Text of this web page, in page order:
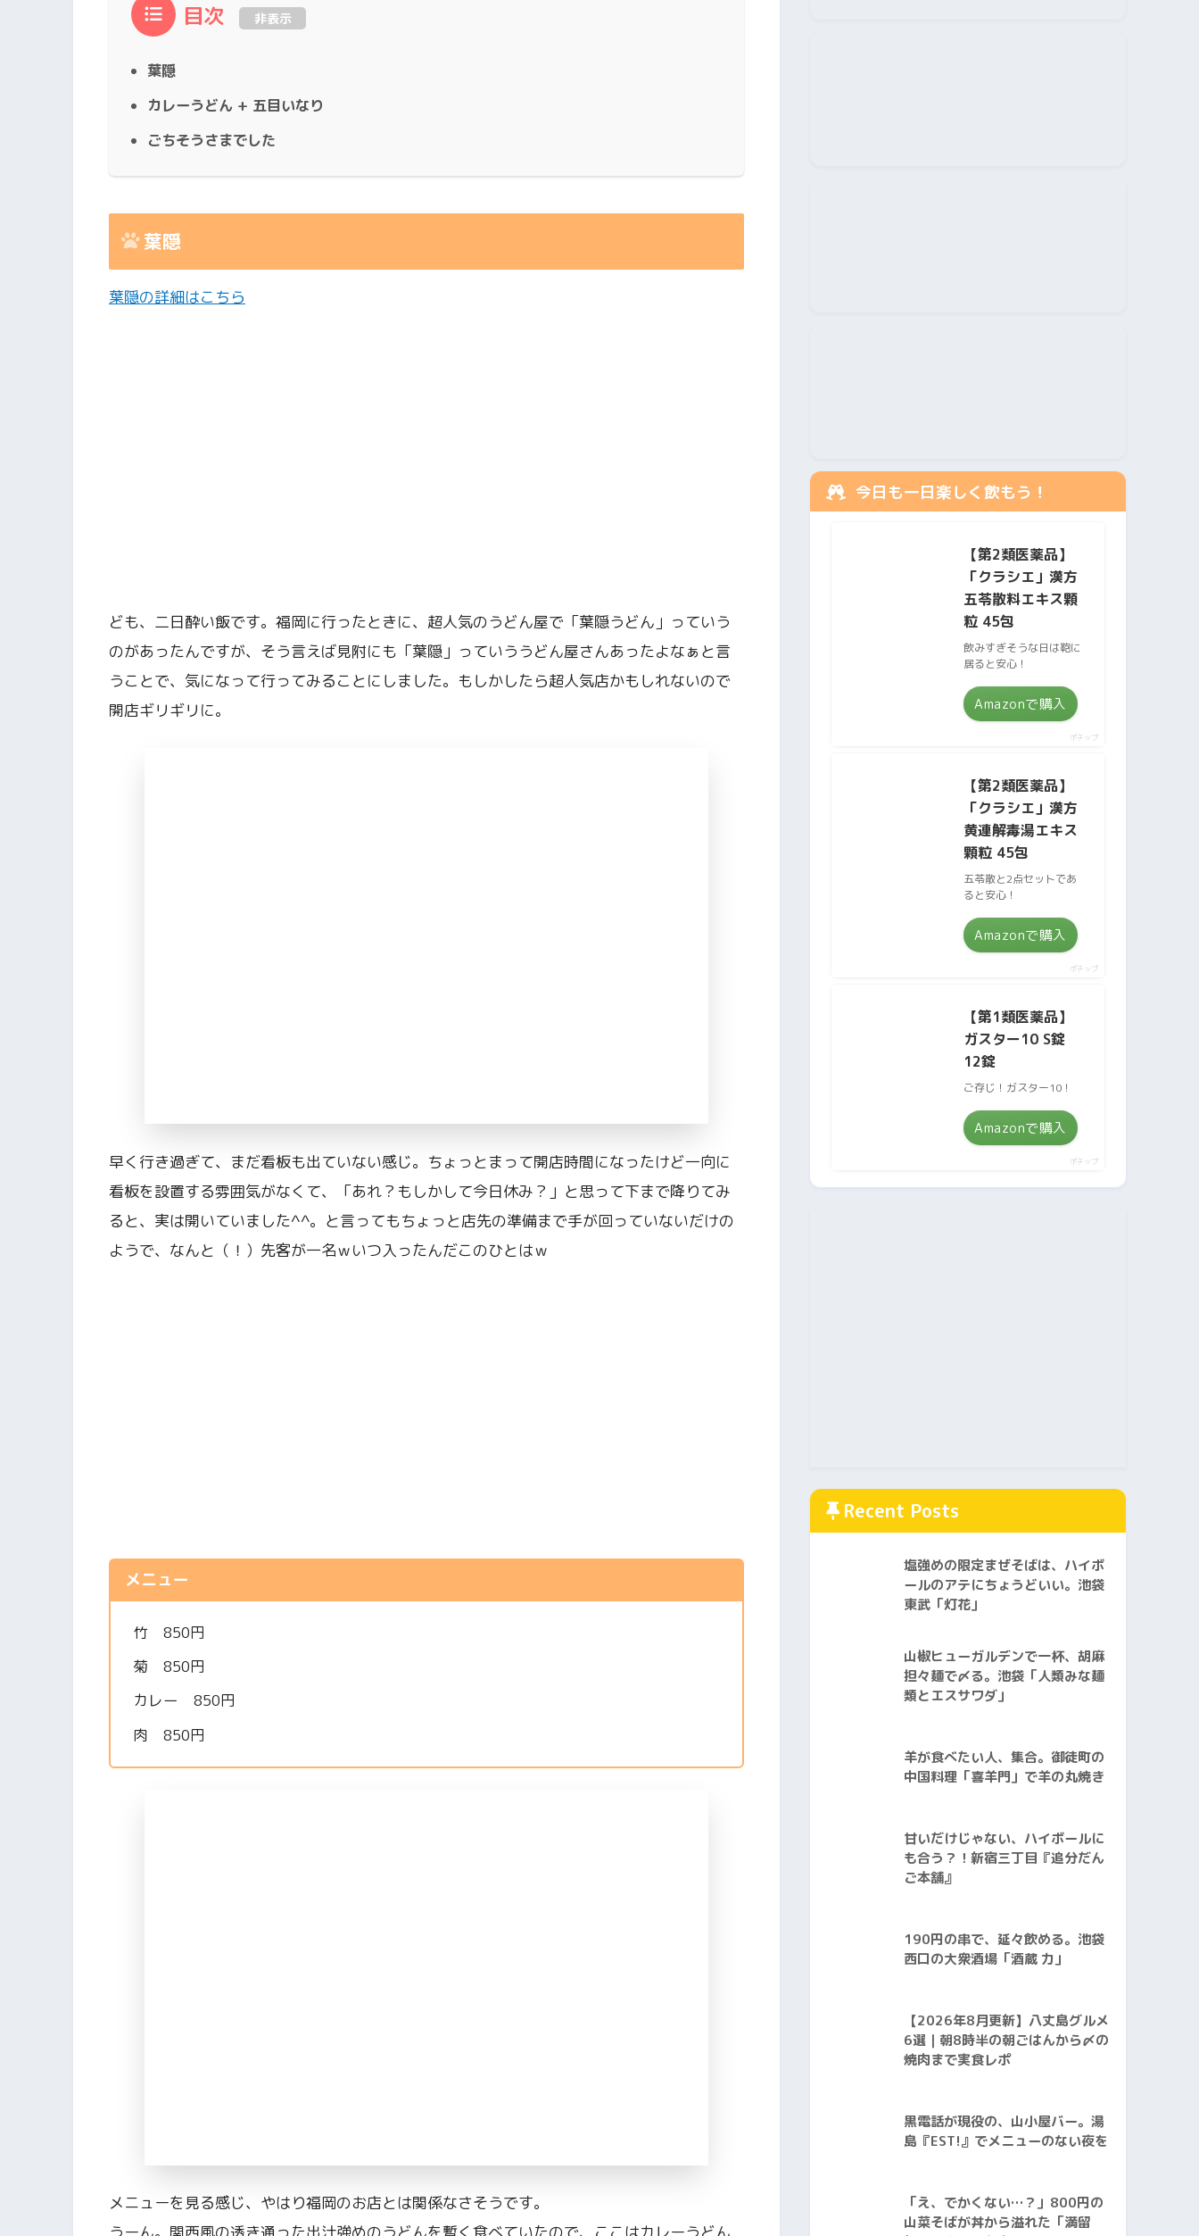
目次 非表示
葉隠
カレーうどん + 五目いなり
ごちそうさまでした
葉隠
葉隠の詳細はこちら
ども、二日酔い飯です。福岡に行ったときに、超人気のうどん屋で「葉隠うどん」っていう
のがあったんですが、そう言えば見附にも「葉隠」っていううどん屋さんあったよなぁと言
うことで、気になって行ってみることにしました。もしかしたら超人気店かもしれないので
開店ギリギリに。
早く行き過ぎて、まだ看板も出ていない感じ。ちょっとまって開店時間になったけど一向に
看板を設置する雰囲気がなくて、「あれ？もしかして今日休み？」と思って下まで降りてみ
ると、実は開いていました^^。と言ってもちょっと店先の準備まで手が回っていないだけの
ようで、なんと（！）先客が一名ｗいつ入ったんだこのひとはｗ
メニュー
竹 850円
菊 850円
カレー 850円
肉 850円
メニューを見る感じ、やはり福岡のお店とは関係なさそうです。
今日も一日楽しく飲もう！
【第2類医薬品】
「クラシエ」漢方
五苓散料エキス顆
粒 45包
飲みすぎそうな日は鞄に
居ると安心！
Amazonで購入
ポチップ
【第2類医薬品】
「クラシエ」漢方
黄連解毒湯エキス
顆粒 45包
五苓散と2点セットであ
ると安心！
Amazonで購入
ポチップ
【第1類医薬品】
ガスター10 S錠
12錠
ご存じ！ガスター10！
Amazonで購入
ポチップ
Recent Posts
塩強めの限定まぜそばは、ハイボ
ールのアテにちょうどいい。池袋
東武「灯花」
山椒ヒューガルデンで一杯、胡麻
担々麺で〆る。池袋「人類みな麺
類とエスサワダ」
羊が食べたい人、集合。御徒町の
中国料理「喜羊門」で羊の丸焼き
甘いだけじゃない、ハイボールに
も合う？！新宿三丁目『追分だん
ご本舗』
190円の串で、延々飲める。池袋
西口の大衆酒場「酒蔵 力」
【2026年8月更新】八丈島グルメ
6選｜朝8時半の朝ごはんから〆の
焼肉まで実食レポ
黒電話が現役の、山小屋バー。湯
島『EST!』でメニューのない夜を
「え、でかくない…？」800円の
山菜そばが丼から溢れた「満留